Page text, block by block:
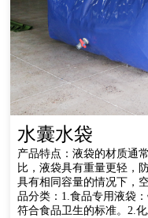
水囊水袋
产品特点：液袋的材质通
比，液袋具有重量更轻，
具有相同容量的情况下，
品分类：1.食品专用液袋
符合食品卫生的标准。2.